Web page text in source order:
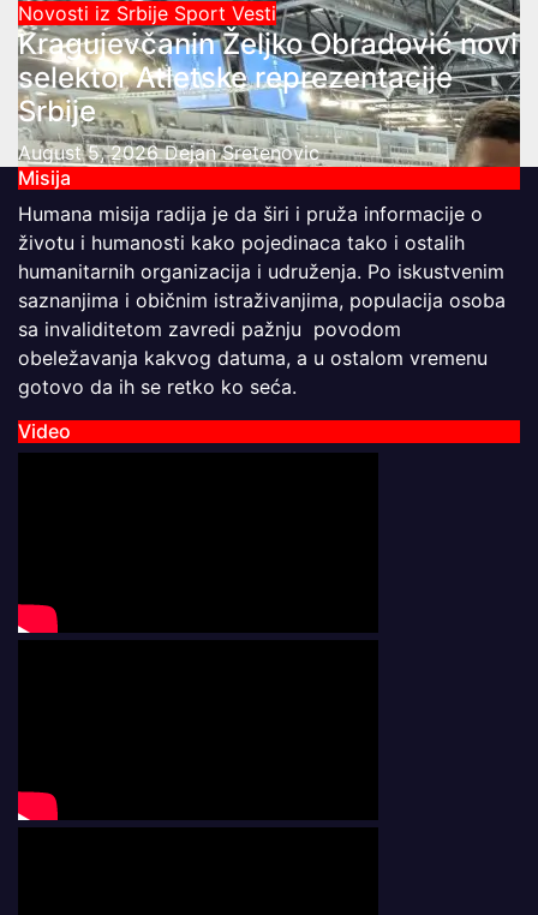
Novosti iz Srbije Sport Vesti
Kragujevčanin Željko Obradović novi
selektor Atletske reprezentacije
Srbije
August 5, 2026Dejan Sretenovic
Misija
Humana misija radija je da širi i pruža informacije o
životu i humanosti kako pojedinaca tako i ostalih
humanitarnih organizacija i udruženja. Po iskustvenim
saznanjima i običnim istraživanjima, populacija osoba
sa invaliditetom zavredi pažnju povodom
obeležavanja kakvog datuma, a u ostalom vremenu
gotovo da ih se retko ko seća.
Video